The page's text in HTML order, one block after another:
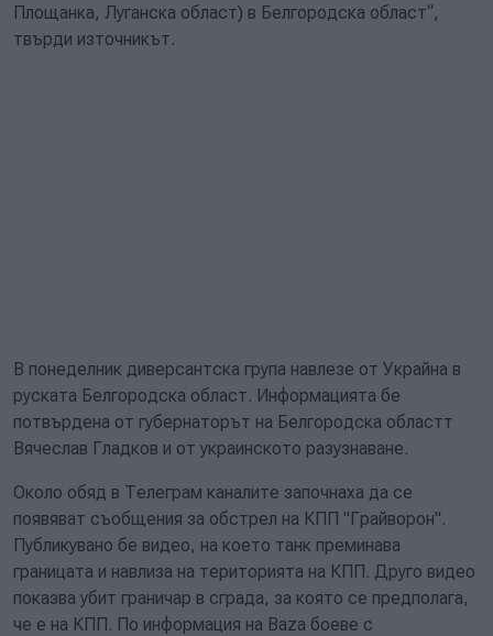
Площанка, Луганска област) в Белгородска област“, ​​
твърди източникът.
В понеделник диверсантска група навлезе от Украйна в
руската Белгородска област. Информацията бе
потвърдена от губернаторът на Белгородска областт
Вячеслав Гладков и от украинското разузнаване.
Около обяд в Телеграм каналите започнаха да се
появяват съобщения за обстрел на КПП "Грайворон".
Публикувано бе видео, на което танк преминава
границата и навлиза на територията на КПП. Друго видео
показва убит граничар в сграда, за която се предполага,
че е на КПП. По информация на Baza боеве с